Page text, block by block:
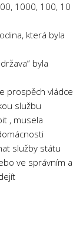
1000, 100, 10
která byla
byla
prospěch vládce
službu
, musela
služby státu
ve správním a